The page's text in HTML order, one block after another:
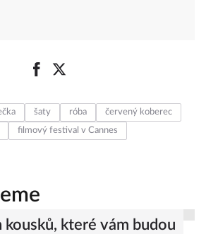
šaty róba
červený koberec
filmový festival v Cannes
kousků, které vám budou